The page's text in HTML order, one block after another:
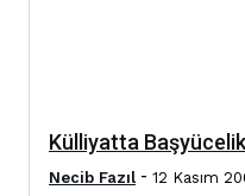
Külliyatta
Necib Fazıl - 12 Kasım